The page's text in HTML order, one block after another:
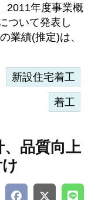
2011年度事業概
ついて発表し
業績(推定)は、
新設住宅着工
着工
品質向上